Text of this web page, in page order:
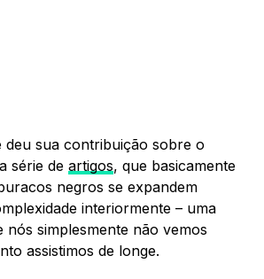
deu sua contribuição sobre o
série de artigos, que basicamente
negros se expandem
interiormente – uma
nós simplesmente não vemos
assistimos de longe.